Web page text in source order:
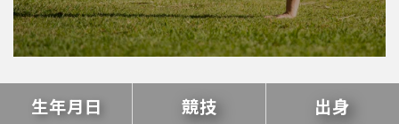
生年月日 競技 出身